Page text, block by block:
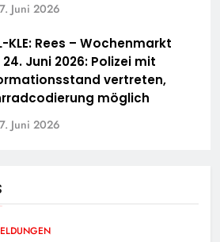
Juni 2026
KLE: Rees – Wochenmarkt
Juni 2026: Polizei mit
vertreten,
möglich
Juni 2026